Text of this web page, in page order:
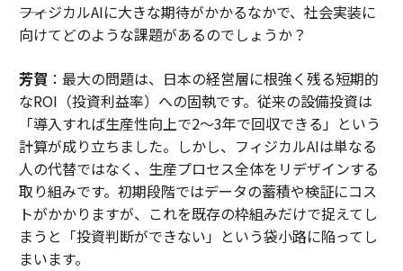
――フィジカルAIに大きな期待がかかるなかで、社会実装に
向けてどのような課題があるのでしょうか？
芳賀 ：最大の問題は、日本の経営層に根強く残る短期的
なROI（投資利益率）への固執です。従来の設備投資は
「導入すれば生産性向上で2〜3年で回収できる」という
計算が成り立ちました。しかし、フィジカルAIは単なる
人の代替ではなく、生産プロセス全体をリデザインする
取り組みです。初期段階ではデータの蓄積や検証にコス
トがかかりますが、これを既存の枠組みだけで捉えてし
まうと「投資判断ができない」という袋小路に陥ってし
まいます。